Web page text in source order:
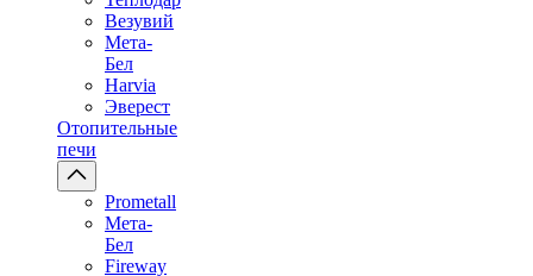
Везувий
Мета-
Бел
Harvia
Эверест
Отопительные
печи
Prometall
Мета-
Бел
Fireway